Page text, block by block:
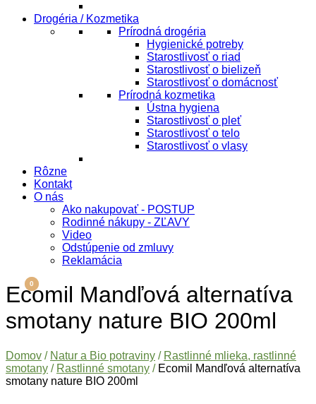
Drogéria / Kozmetika
Prírodná drogéria
Hygienické potreby
Starostlivosť o riad
Starostlivosť o bielizeň
Starostlivosť o domácnosť
Prírodná kozmetika
Ústna hygiena
Starostlivosť o pleť
Starostlivosť o telo
Starostlivosť o vlasy
Rôzne
Kontakt
O nás
Ako nakupovať - POSTUP
Rodinné nákupy - ZĽAVY
Video
Odstúpenie od zmluvy
Reklamácia
0
0
Menu
Ecomil Mandľová alternatíva
smotany nature BIO 200ml
Domov / Natur a Bio potraviny / Rastlinné mlieka, rastlinné
smotany / Rastlinné smotany / Ecomil Mandľová alternatíva
smotany nature BIO 200ml